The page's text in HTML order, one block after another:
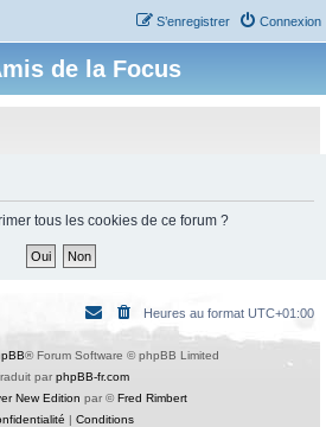
Connexion
S’enregistrer
de la Focus
tous les cookies de ce forum ?
Heures au format UTC+01:00
® Forum Software © phpBB Limited
par phpBB-fr.com
New Edition par ©Fred Rimbert
| Conditions